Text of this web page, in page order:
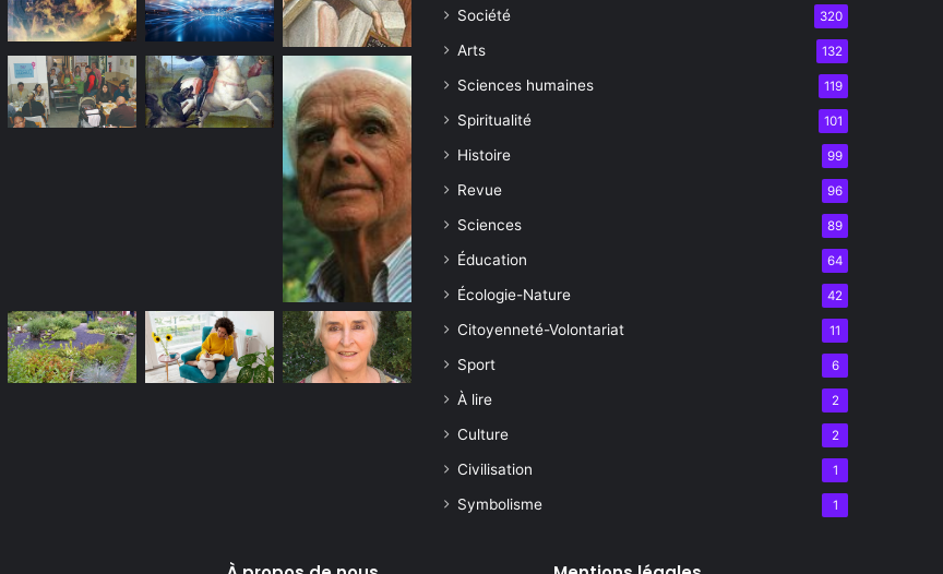
Société 320
Arts 132
Sciences humaines 119
Spiritualité 101
Histoire 99
Revue 96
Sciences 89
Éducation 64
Écologie-Nature 42
Citoyenneté-Volontariat 11
Sport 6
À lire 2
Culture 2
Civilisation 1
Symbolisme 1